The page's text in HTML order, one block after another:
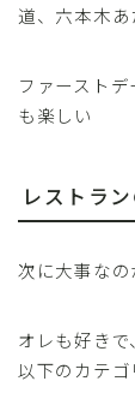
道、六本木
ファースト
も楽しい
レストラ
次に大事な
オレも好き
以下のカテ